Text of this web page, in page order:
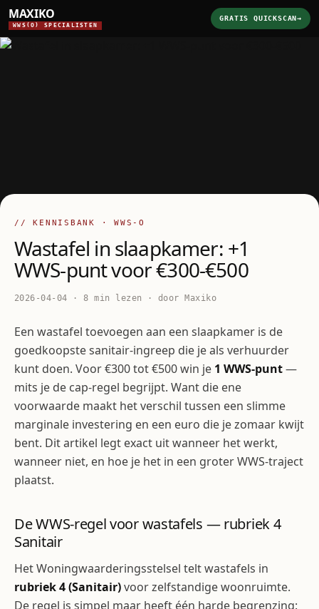
MAXIKO
WWS(O) SPECIALISTEN
GRATIS QUICKSCAN→
// KENNISBANK · WWS-O
Wastafel in slaapkamer: +1
WWS-punt voor €300-€500
2026-04-04 · 8 min lezen · door Maxiko
Een wastafel toevoegen aan een slaapkamer is de
goedkoopste sanitair-ingreep die je als verhuurder
kunt doen. Voor €300 tot €500 win je 1 WWS-punt—
mits je de cap-regel begrijpt. Want die ene
voorwaarde maakt het verschil tussen een slimme
marginale investering en een euro die je zomaar kwijt
bent. Dit artikel legt exact uit wanneer het werkt,
wanneer niet, en hoe je het in een groter WWS-traject
plaatst.
De WWS-regel voor wastafels — rubriek 4
Sanitair
Het Woningwaarderingsstelsel telt wastafels in
rubriek 4 (Sanitair)voor zelfstandige woonruimte.
De regel is simpel maar heeft één harde begrenzing: